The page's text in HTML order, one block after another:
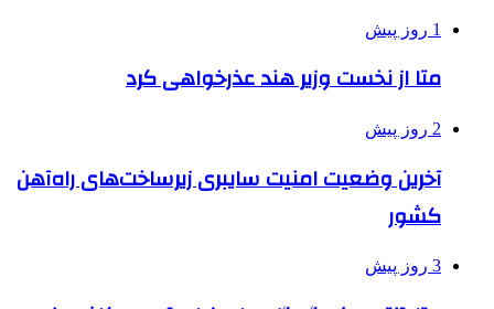
1 روز پیش
متا از نخست وزیر هند عذرخواهی کرد
2 روز پیش
آخرین وضعیت امنیت سایبری زیرساخت‌های راه‌آهن
کشور
3 روز پیش